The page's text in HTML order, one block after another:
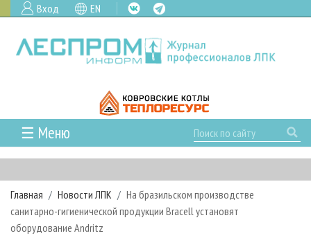
Вход EN
☰ Меню
ГЛАВНАЯ
РУБРИКИ И ТЕМЫ
РУБРИКИ ЖУРНАЛА
ЛЕСНОЕ ХОЗЯЙСТВО
НОВОСТИ
КАЛЕНДАРЬ СОБЫТИЙ
ПРОЕКТЫ ЛПИ
Главная Новости ЛПК
На бразильском производстве
санитарно-гигиенической продукции Bracell установят
оборудование Andritz